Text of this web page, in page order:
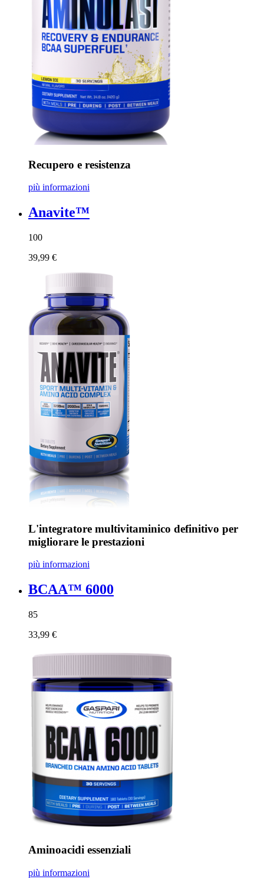
Recupero e resistenza
più informazioni
Anavite™
100
39,99 €
L'integratore multivitaminico definitivo per
migliorare le prestazioni
più informazioni
BCAA™ 6000
85
33,99 €
Aminoacidi essenziali
più informazioni